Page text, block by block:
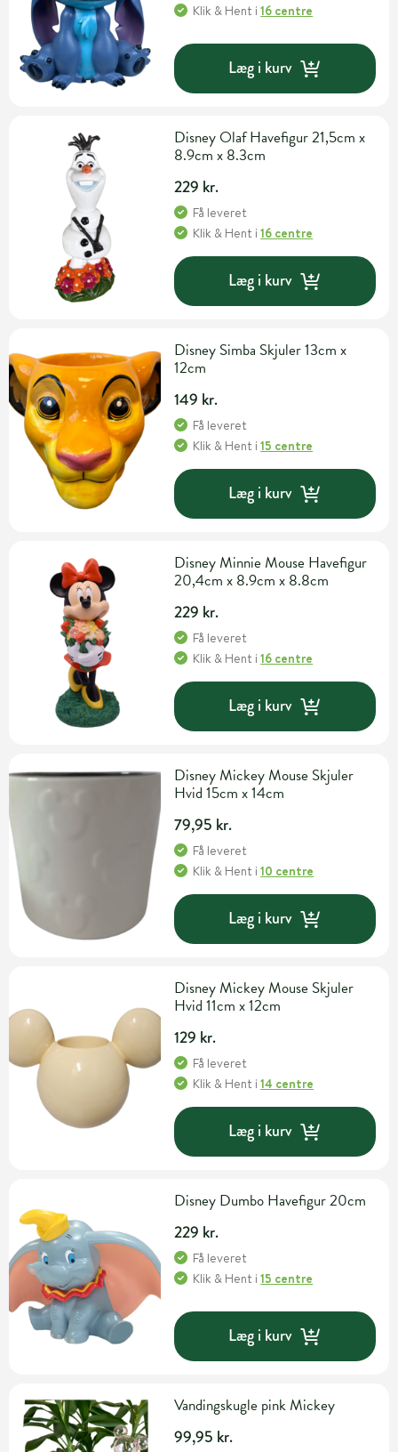
Klik & Hent i16 centre
Læg i kurv
Disney Olaf Havefigur 21,5cm x
8.9cm x 8.3cm
229 kr.
Få leveret
Klik & Hent i16 centre
Læg i kurv
Disney Simba Skjuler 13cm x
12cm
149 kr.
Få leveret
Klik & Hent i15 centre
Læg i kurv
Disney Minnie Mouse Havefigur
20,4cm x 8.9cm x 8.8cm
229 kr.
Få leveret
Klik & Hent i16 centre
Læg i kurv
Disney Mickey Mouse Skjuler
Hvid 15cm x 14cm
79,95 kr.
Få leveret
Klik & Hent i10 centre
Læg i kurv
Disney Mickey Mouse Skjuler
Hvid 11cm x 12cm
129 kr.
Få leveret
Klik & Hent i14 centre
Læg i kurv
Disney Dumbo Havefigur 20cm
229 kr.
Få leveret
Klik & Hent i15 centre
Læg i kurv
Vandingskugle pink Mickey
99,95 kr.